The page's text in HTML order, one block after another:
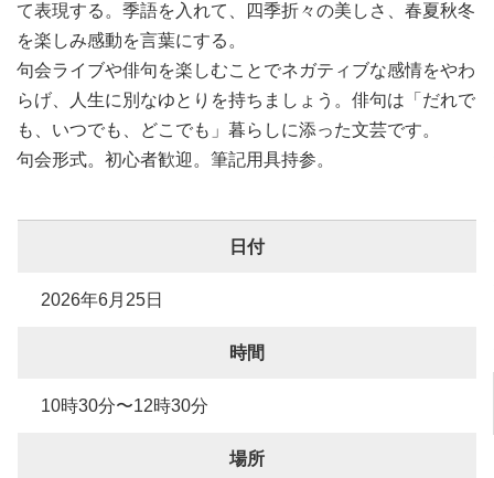
て表現する。季語を入れて、四季折々の美しさ、春夏秋冬
を楽しみ感動を言葉にする。
句会ライブや俳句を楽しむことでネガティブな感情をやわ
らげ、人生に別なゆとりを持ちましょう。俳句は「だれで
も、いつでも、どこでも」暮らしに添った文芸です。
句会形式。初心者歓迎。筆記用具持参。
日付
2026年6月25日
時間
10時30分〜12時30分
場所